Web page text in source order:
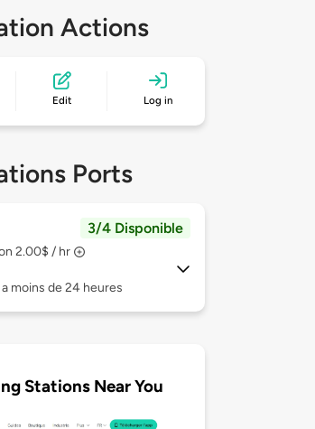
Actions
Edit Log in
Ports
3/4 Disponible
2.00$ / hr
moins de 24 heures
Stations Near You